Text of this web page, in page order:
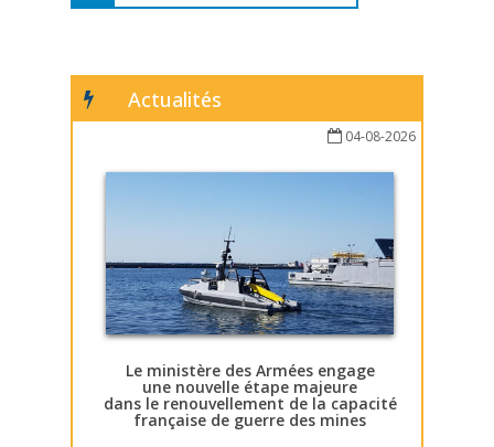
Actualités
04-08-2026
Le ministère des Armées engage
une nouvelle étape majeure
dans le renouvellement de la capacité
française de guerre des mines